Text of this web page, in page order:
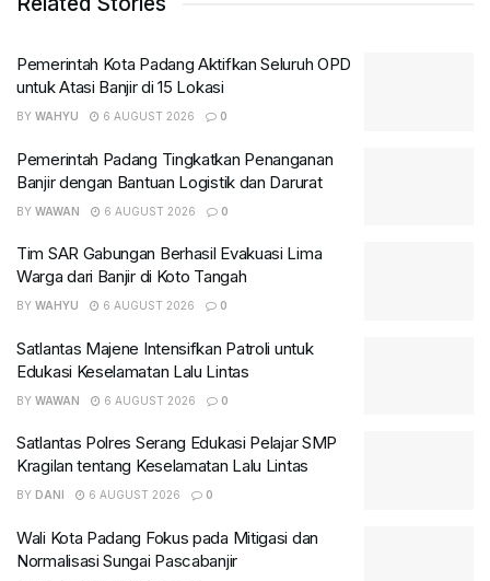
Pemerintah Kota Padang Aktifkan Seluruh OPD
untuk Atasi Banjir di 15 Lokasi
BY WAHYU 6 AUGUST 2026 0
Pemerintah Padang Tingkatkan Penanganan
Banjir dengan Bantuan Logistik dan Darurat
BY WAWAN 6 AUGUST 2026 0
Tim SAR Gabungan Berhasil Evakuasi Lima
Warga dari Banjir di Koto Tangah
BY WAHYU 6 AUGUST 2026 0
Satlantas Majene Intensifkan Patroli untuk
Edukasi Keselamatan Lalu Lintas
BY WAWAN 6 AUGUST 2026 0
Satlantas Polres Serang Edukasi Pelajar SMP
Kragilan tentang Keselamatan Lalu Lintas
BY DANI 6 AUGUST 2026 0
Wali Kota Padang Fokus pada Mitigasi dan
Normalisasi Sungai Pascabanjir